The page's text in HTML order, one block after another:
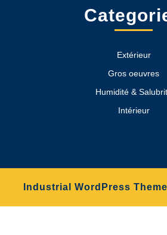
Extérieur
Gros oeuvres
Humidité &
Intérieur
Industrial WordPress Theme